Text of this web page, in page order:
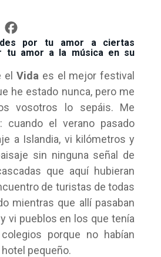
por tu amor a ciertas
tu amor a la música en su
el Vida es el mejor festival
he estado nunca, pero me
vosotros lo sepáis. Me
cuando el verano pasado
a Islandia, vi kilómetros y
sin ninguna señal de
que aquí hubieran
de turistas de todas
mientras que allí pasaban
vi pueblos en los que tenía
porque no habían
pequeño.